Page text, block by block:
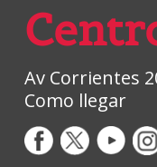
Av Corrientes
Como llegar